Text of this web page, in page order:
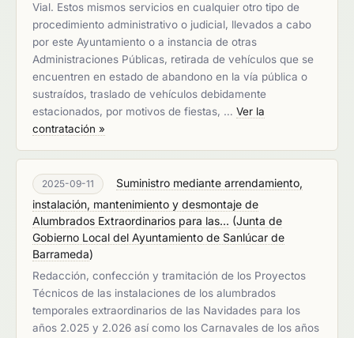
Vial. Estos mismos servicios en cualquier otro tipo de
procedimiento administrativo o judicial, llevados a cabo
por este Ayuntamiento o a instancia de otras
Administraciones Públicas, retirada de vehículos que se
encuentren en estado de abandono en la vía pública o
sustraídos, traslado de vehículos debidamente
estacionados, por motivos de fiestas, … Ver la
contratación »
2025-09-11
Suministro mediante arrendamiento,
instalación, mantenimiento y desmontaje de
Alumbrados Extraordinarios para las... (Junta de
Gobierno Local del Ayuntamiento de Sanlúcar de
Barrameda)
Redacción, confección y tramitación de los Proyectos
Técnicos de las instalaciones de los alumbrados
temporales extraordinarios de las Navidades para los
años 2.025 y 2.026 así como los Carnavales de los años